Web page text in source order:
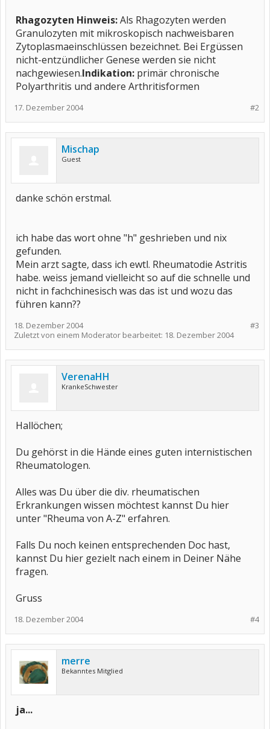
Rhagozyten Hinweis:Als Rhagozyten werden
Granulozyten mit mikroskopisch nachweisbaren
Zytoplasmaeinschlüssen bezeichnet. Bei Ergüssen
nicht-entzündlicher Genese werden sie nicht
nachgewiesen.Indikation: primär chronische
Polyarthritis und andere Arthritisformen
#2
17. Dezember 2004
Mischap
Guest
danke schön erstmal.
ich habe das wort ohne "h" geshrieben und nix
gefunden.
Mein arzt sagte, dass ich ewtl. Rheumatodie Astritis
habe. weiss jemand vielleicht so auf die schnelle und
nicht in fachchinesisch was das ist und wozu das
führen kann??
#3
18. Dezember 2004
Zuletzt von einem Moderator bearbeitet: 18. Dezember 2004
VerenaHH
KrankeSchwester
Hallöchen;
Du gehörst in die Hände eines guten internistischen
Rheumatologen.
Alles was Du über die div. rheumatischen
Erkrankungen wissen möchtest kannst Du hier
unter "Rheuma von A-Z" erfahren.
Falls Du noch keinen entsprechenden Doc hast,
kannst Du hier gezielt nach einem in Deiner Nähe
fragen.
Gruss
#4
18. Dezember 2004
merre
Bekanntes Mitglied
ja...